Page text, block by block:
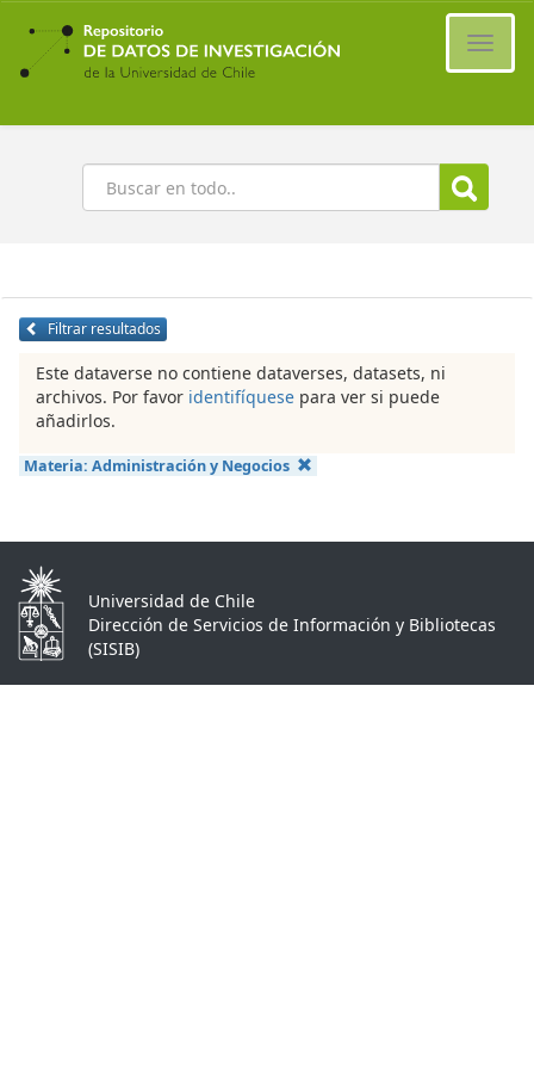
Ir
contenido
principal
Buscar
Filtrar resultados
Este dataverse no contiene dataverses, datasets, ni
archivos. Por favor identifíquese para ver si puede
añadirlos.
Materia: Administración y Negocios
Universidad de Chile
Dirección de Servicios de Información y Bibliotecas
(SISIB)